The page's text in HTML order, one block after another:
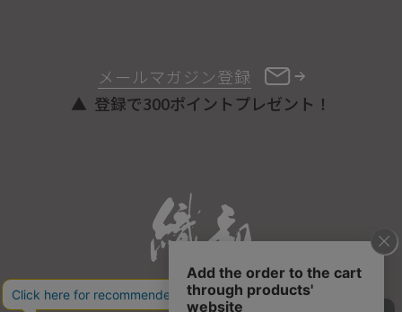
ONLINE STORE
メールマガジン登録
登録で300ポイントプレゼント！